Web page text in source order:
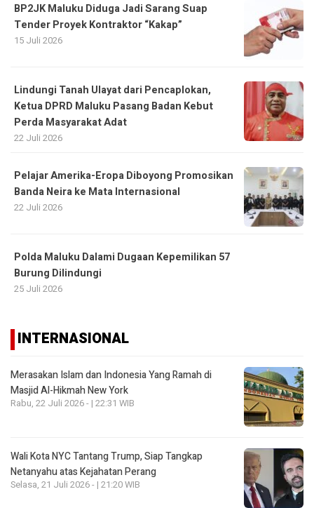
BP2JK Maluku Diduga Jadi Sarang Suap
Tender Proyek Kontraktor “Kakap”
15 Juli 2026
Lindungi Tanah Ulayat dari Pencaplokan,
Ketua DPRD Maluku Pasang Badan Kebut
Perda Masyarakat Adat
22 Juli 2026
Pelajar Amerika-Eropa Diboyong Promosikan
Banda Neira ke Mata Internasional
22 Juli 2026
Polda Maluku Dalami Dugaan Kepemilikan 57
Burung Dilindungi
25 Juli 2026
INTERNASIONAL
Merasakan Islam dan Indonesia Yang Ramah di
Masjid Al-Hikmah New York
Rabu, 22 Juli 2026 - | 22:31 WIB
Wali Kota NYC Tantang Trump, Siap Tangkap
Netanyahu atas Kejahatan Perang
Selasa, 21 Juli 2026 - | 21:20 WIB